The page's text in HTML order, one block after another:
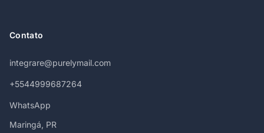
Contato
integrare@purelymail.com
+5544999687264
WhatsApp
Maringá, PR